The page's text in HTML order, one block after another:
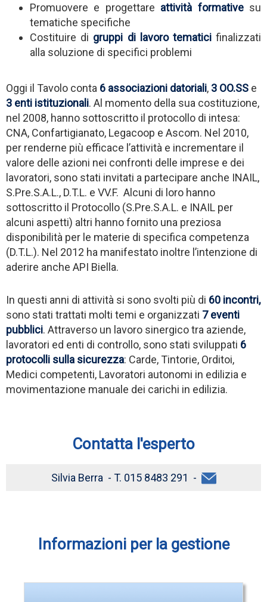
Promuovere e progettare attività formativesu
tematiche specifiche
Costituire di gruppi di lavoro tematicifinalizzati
alla soluzione di specifici problemi
Oggi il Tavolo conta 6 associazioni datoriali, 3 OO.SS e
3 enti istituzionali. Al momento della sua costituzione,
nel 2008, hanno sottoscritto il protocollo di intesa:
CNA, Confartigianato, Legacoop e Ascom. Nel 2010,
per renderne più efficace l’attività e incrementare il
valore delle azioni nei confronti delle imprese e dei
lavoratori, sono stati invitati a partecipare anche INAIL,
S.Pre.S.A.L., D.T.L. e VV.F. Alcuni di loro hanno
sottoscritto il Protocollo (S.Pre.S.A.L. e INAIL per
alcuni aspetti) altri hanno fornito una preziosa
disponibilità per le materie di specifica competenza
(D.T.L.). Nel 2012 ha manifestato inoltre l’intenzione di
aderire anche API Biella.
In questi anni di attività si sono svolti più di 60 incontri,
sono stati trattati molti temi e organizzati 7 eventi
pubblici. Attraverso un lavoro sinergico tra aziende,
lavoratori ed enti di controllo, sono stati sviluppati 6
protocolli sulla sicurezza: Carde, Tintorie, Orditoi,
Medici competenti, Lavoratori autonomi in edilizia e
movimentazione manuale dei carichi in edilizia.
Contatta l'esperto
Silvia Berra - T. 015 8483 291 -
Informazioni per la gestione